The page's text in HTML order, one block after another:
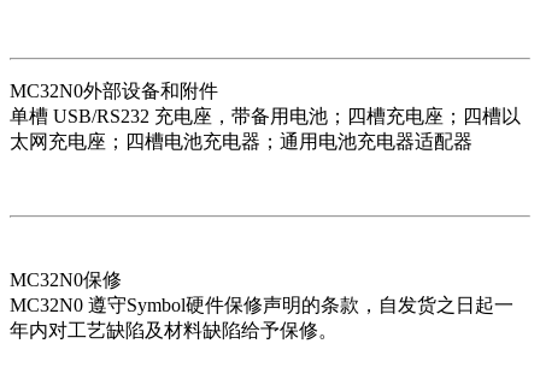
MC32N0外部设备和附件
单槽 USB/RS232 充电座，带备用电池；四槽充电座；四槽以
太网充电座；四槽电池充电器；通用电池充电器适配器
MC32N0保修
MC32N0 遵守Symbol硬件保修声明的条款，自发货之日起一
年内对工艺缺陷及材料缺陷给予保修。